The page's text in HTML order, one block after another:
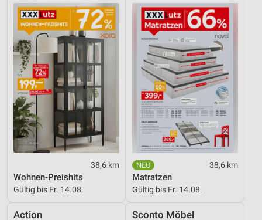
38,6 km
Wohnen-Preishits
Gültig bis Fr. 14.08.
38,6 km
Matratzen
Gültig bis Fr. 14.08.
Action Sconto Möbel